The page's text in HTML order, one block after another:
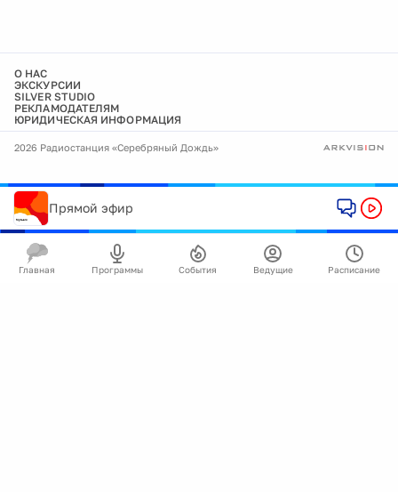
О НАС
ЭКСКУРСИИ
SILVER STUDIO
РЕКЛАМОДАТЕЛЯМ
ЮРИДИЧЕСКАЯ ИНФОРМАЦИЯ
2026 Радиостанция «Серебряный Дождь»
Прямой эфир
Главная Программы События Ведущие Расписание